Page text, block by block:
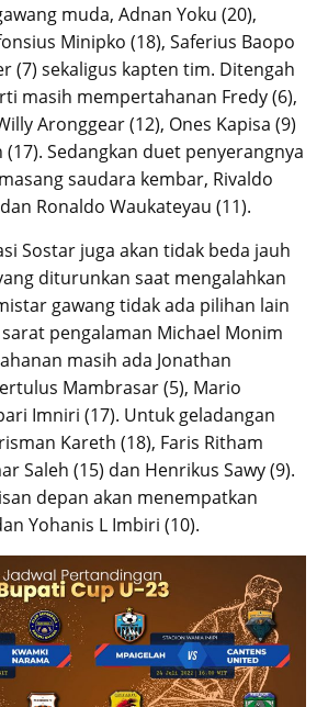
muda, Adnan Yoku (20),
Minipko (18), Saferius Baopo
(7) sekaligus kapten tim. Ditengah
masih mempertahanan Fredy (6),
Aronggear (12), Ones Kapisa (9)
(17). Sedangkan duet penyerangnya
saudara kembar, Rivaldo
Ronaldo Waukateyau (11).
Sostar juga akan tidak beda jauh
diturunkan saat mengalahkan
gawang tidak ada pilihan lain
pengalaman Michael Monim
masih ada Jonathan
Mambrasar (5), Mario
Imniri (17). Untuk geladangan
Kareth (18), Faris Ritham
Saleh (15) dan Henrikus Sawy (9).
depan akan menempatkan
Yohanis L Imbiri (10).